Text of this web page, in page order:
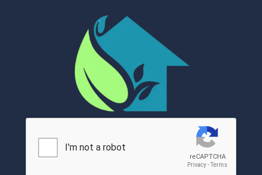
Mitra Renovasi Jember